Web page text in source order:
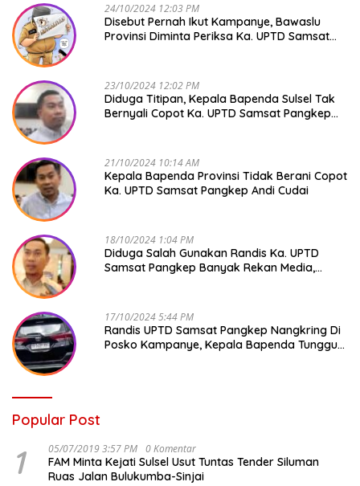
24/10/2024 12:03 PM
Disebut Pernah Ikut Kampanye, Bawaslu
Provinsi Diminta Periksa Ka. UPTD Samsat
23/10/2024 12:02 PM
Diduga Titipan, Kepala Bapenda Sulsel Tak
Bernyali Copot Ka. UPTD Samsat Pangkep
21/10/2024 10:14 AM
Kepala Bapenda Provinsi Tidak Berani Copot
Ka. UPTD Samsat Pangkep Andi Cudai
18/10/2024 1:04 PM
Diduga Salah Gunakan Randis Ka. UPTD
Samsat Pangkep Banyak Rekan Media,
17/10/2024 5:44 PM
Randis UPTD Samsat Pangkep Nangkring Di
Posko Kampanye, Kepala Bapenda Tunggu
Popular Post
1 05/07/2019 3:57 PM 0 Komentar
FAM Minta Kejati Sulsel Usut Tuntas Tender Siluman
Ruas Jalan Bulukumba-Sinjai